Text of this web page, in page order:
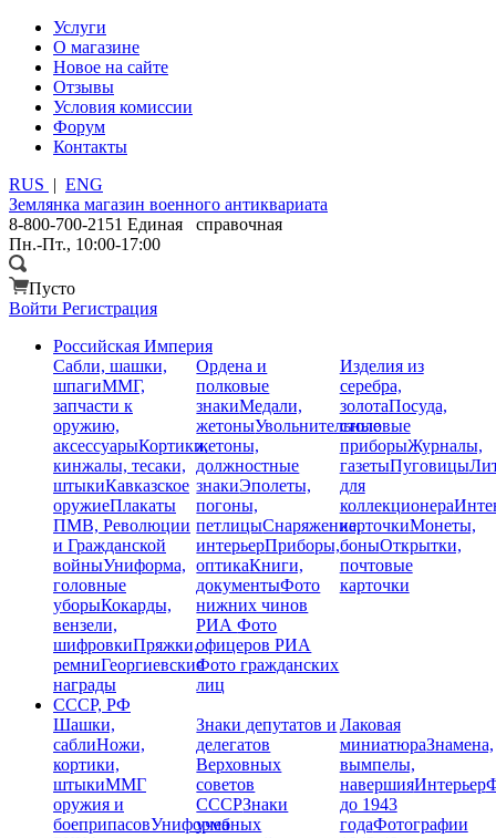
Услуги
О магазине
Новое на сайте
Отзывы
Условия комиссии
Форум
Контакты
RUS | ENG
Землянка магазин военного антиквариата
8-800-700-2151 Единая справочная
Пн.-Пт., 10:00-17:00
Пусто
Войти Регистрация
Российская Империя
Сабли, шашки,
шпагиММГ,
запчасти к
оружию,
аксессуарыКортики,
кинжалы, тесаки,
штыкиКавказское
оружиеПлакаты
ПМВ, Революции
и Гражданской
войныУниформа,
головные
уборыКокарды,
вензели,
шифровкиПряжки,
ремниГеоргиевские
награды
Ордена и
полковые
знакиМедали,
жетоныУвольнительные
жетоны,
должностные
знакиЭполеты,
погоны,
петлицыСнаряжение,
интерьерПриборы,
оптикаКниги,
документыФото
нижних чинов
РИАФото
офицеров РИА
Фото гражданских
лиц
Изделия из
серебра,
золотаПосуда,
столовые
приборыЖурналы,
газетыПуговицы
для
коллекционера
карточкиМонеты,
боныОткрытки,
почтовые
карточки
СССР, РФ
Шашки,
саблиНожи,
кортики,
штыкиММГ
оружия и
боеприпасовУниформа
Знаки депутатов и
делегатов
Верховных
советов
СССРЗнаки
учебных
Лаковая
миниатюраЗнамена,
вымпелы,
навершияИнтерьер
до 1943
годаФотографии